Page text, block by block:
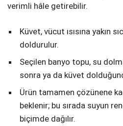
verimli hâle getirebilir.
Küvet, vücut ısısına yakın
doldurulur.
Seçilen banyo topu, su
sonra ya da küvet
Ürün tamamen çözünene
beklenir; bu sırada suyun
biçimde dağılır.